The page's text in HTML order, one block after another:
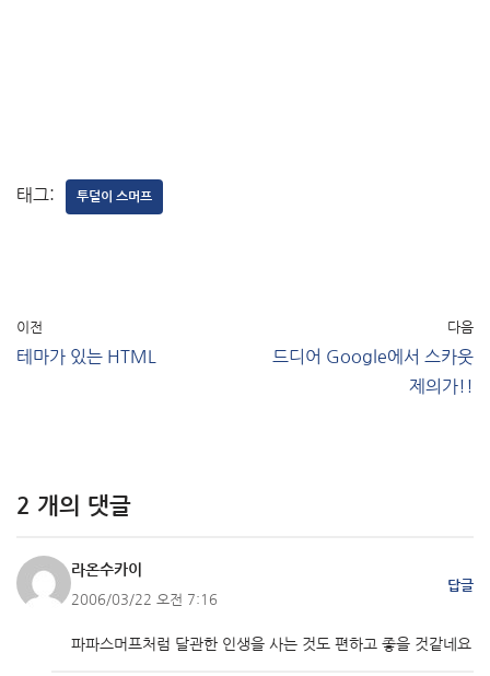
태그: 투덜이 스머프
이전
테마가 있는 HTML
다음
드디어 Google에서 스카웃
제의가!!
2 개의 댓글
라온수카이
2006/03/22 오전 7:16
답글
파파스머프처럼 달관한 인생을 사는 것도 편하고 좋을 것같네요